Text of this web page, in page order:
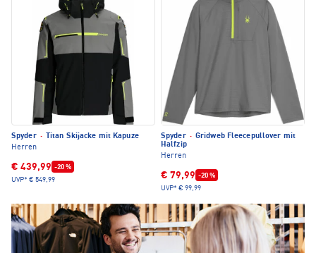
Spyder ·
Titan Skijacke mit Kapuze
Herren
€ 439,99 -20 %
UVP* € 549,99
Spyder · Gridweb Fleecepullover mit
Halfzip
Herren
€ 79,99 -20 %
UVP* € 99,99